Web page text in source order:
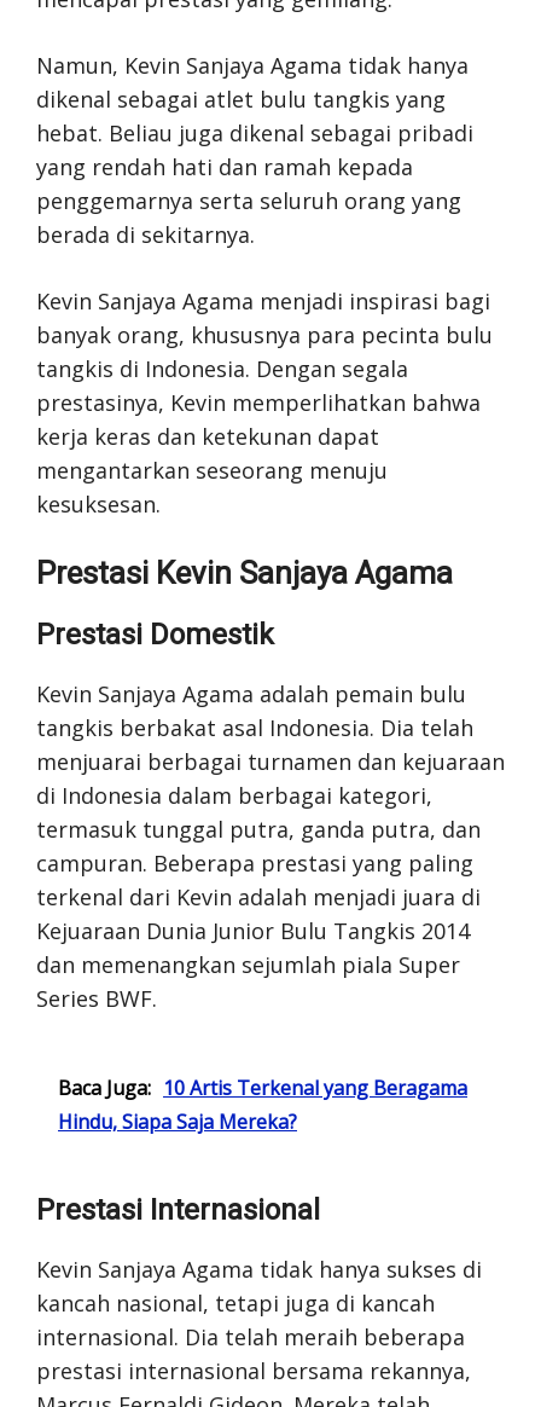
Namun, Kevin Sanjaya Agama tidak hanya
dikenal sebagai atlet bulu tangkis yang
hebat. Beliau juga dikenal sebagai pribadi
yang rendah hati dan ramah kepada
penggemarnya serta seluruh orang yang
berada di sekitarnya.
Kevin Sanjaya Agama menjadi inspirasi bagi
banyak orang, khususnya para pecinta bulu
tangkis di Indonesia. Dengan segala
prestasinya, Kevin memperlihatkan bahwa
kerja keras dan ketekunan dapat
mengantarkan seseorang menuju
kesuksesan.
Prestasi Kevin Sanjaya Agama
Prestasi Domestik
Kevin Sanjaya Agama adalah pemain bulu
tangkis berbakat asal Indonesia. Dia telah
menjuarai berbagai turnamen dan kejuaraan
di Indonesia dalam berbagai kategori,
termasuk tunggal putra, ganda putra, dan
campuran. Beberapa prestasi yang paling
terkenal dari Kevin adalah menjadi juara di
Kejuaraan Dunia Junior Bulu Tangkis 2014
dan memenangkan sejumlah piala Super
Series BWF.
Baca Juga: 10 Artis Terkenal yang Beragama
Hindu, Siapa Saja Mereka?
Prestasi Internasional
Kevin Sanjaya Agama tidak hanya sukses di
kancah nasional, tetapi juga di kancah
internasional. Dia telah meraih beberapa
prestasi internasional bersama rekannya,